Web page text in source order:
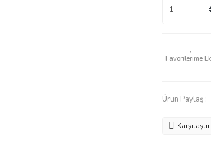
Ürün Paylaş :
Karşılaştır